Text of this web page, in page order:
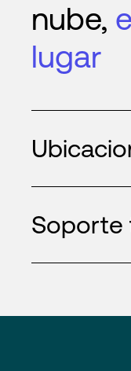
nube,
lugar
Soporte